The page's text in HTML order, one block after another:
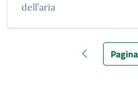
dell’aria
PaginaPagina